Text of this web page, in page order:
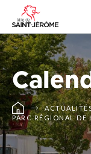
PARC RÉGIONAL DE